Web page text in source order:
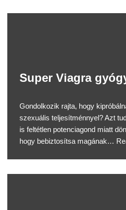
Super Viagra
Gondolkozik rajta, hogy
szexuális teljesítménnyel? Azt
is feltétlen potenciagond miatt
hogy bebiztosítsa magának…